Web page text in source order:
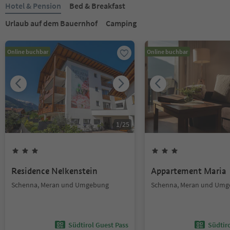
Hotel & Pension
Bed & Breakfast
Urlaub auf dem Bauernhof
Camping
Online buchbar
1/25
Residence Nelkenstein
Schenna, Meran und Umgebung
Südtirol Guest Pass
Online buchbar
Appartement Maria
Schenna, Meran und